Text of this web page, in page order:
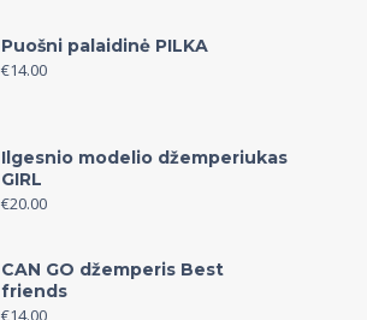
Puošni palaidinė PILKA
€14.00
Ilgesnio modelio džemperiukas
GIRL
€20.00
CAN GO džemperis Best
friends
€14.00